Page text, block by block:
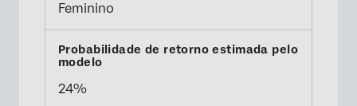
Feminino
24%